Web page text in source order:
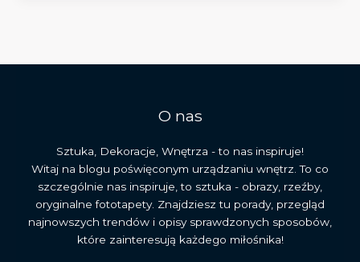
O nas
Sztuka, Dekoracje, Wnętrza - to nas inspiruje!
Witaj na blogu poświęconym urządzaniu wnętrz. To co
szczególnie nas inspiruje, to sztuka - obrazy, rzeźby,
oryginalne fototapety. Znajdziesz tu porady, przegląd
najnowszych trendów i opisy sprawdzonych sposobów,
które zainteresują każdego miłośnika!